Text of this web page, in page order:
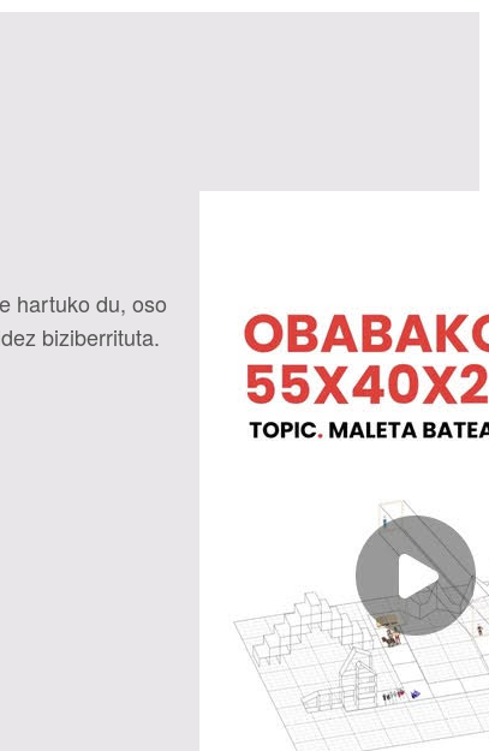
hartuko du, oso
biziberrituta.